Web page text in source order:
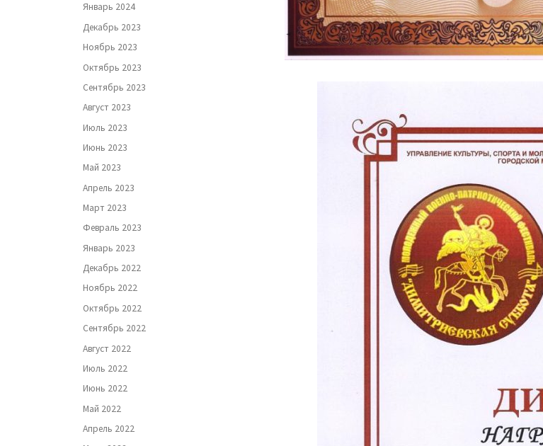
Январь 2024
Декабрь 2023
Ноябрь 2023
Октябрь 2023
Сентябрь 2023
Август 2023
Июль 2023
Июнь 2023
Май 2023
Апрель 2023
Март 2023
Февраль 2023
Январь 2023
Декабрь 2022
Ноябрь 2022
Октябрь 2022
Сентябрь 2022
Август 2022
Июль 2022
Июнь 2022
Май 2022
Апрель 2022